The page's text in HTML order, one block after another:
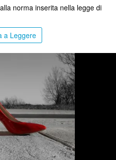
norma inserita nella legge di
a Leggere